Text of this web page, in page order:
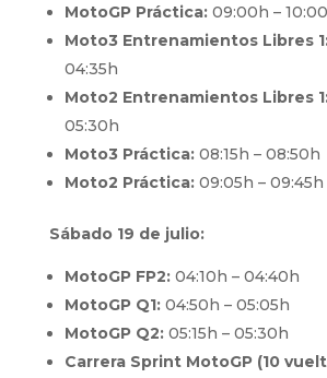
MotoGP Práctica:09:00h –
Moto3 Entrenamientos Libres
04:35h
Moto2 Entrenamientos Libres
05:30h
Moto3 Práctica:08:15h – 08:50h
Moto2 Práctica:09:05h – 09:45h
Sábado 19 de julio:
MotoGP FP2:04:10h – 04:40h
MotoGP Q1:04:50h – 05:05h
MotoGP Q2:05:15h – 05:30h
Carrera Sprint MotoGP (10